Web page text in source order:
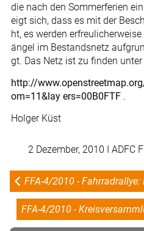
die nach den Sommerferien
eigt sich, dass es mit der
ht, es werden
ängel im Bestandsnetz
gt. Das Netz ist zu finden unter
http://
om=11&lay ers=00B0FTF .
Holger Küst
2 Dezember, 2010 I ADFC
FFA-4/2010 -
FFA-4/2010 -